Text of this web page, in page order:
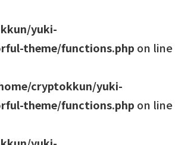
yuki-
theme/functions.php on line
cryptokkun/yuki-
theme/functions.php on line